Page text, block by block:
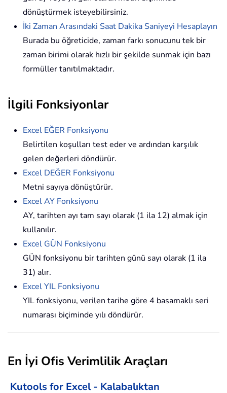
dönüştürmek isteyebilirsiniz.
İki Zaman Arasındaki Saat Dakika Saniyeyi Hesaplayın
Burada bu öğreticide, zaman farkı sonucunu tek bir
zaman birimi olarak hızlı bir şekilde sunmak için bazı
formüller tanıtılmaktadır.
İlgili Fonksiyonlar
Excel EĞER Fonksiyonu
Belirtilen koşulları test eder ve ardından karşılık
gelen değerleri döndürür.
Excel DEĞER Fonksiyonu
Metni sayıya dönüştürür.
Excel AY Fonksiyonu
AY, tarihten ayı tam sayı olarak (1 ila 12) almak için
kullanılır.
Excel GÜN Fonksiyonu
GÜN fonksiyonu bir tarihten günü sayı olarak (1 ila
31) alır.
Excel YIL Fonksiyonu
YIL fonksiyonu, verilen tarihe göre 4 basamaklı seri
numarası biçiminde yılı döndürür.
En İyi Ofis Verimlilik Araçları
Kutools for Excel - Kalabalıktan